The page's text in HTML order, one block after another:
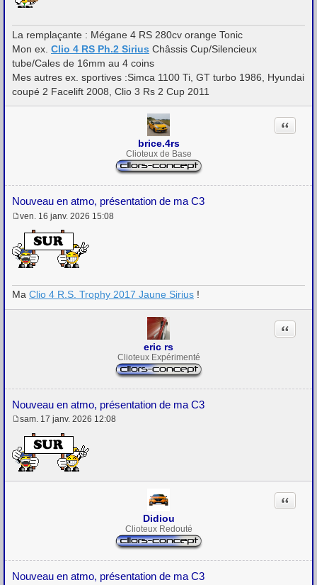
La remplaçante : Mégane 4 RS 280cv orange Tonic
Mon ex. Clio 4 RS Ph.2 Sirius Châssis Cup/Silencieux
tube/Cales de 16mm au 4 coins
Mes autres ex. sportives :Simca 1100 Ti, GT turbo 1986, Hyundai
coupé 2 Facelift 2008, Clio 3 Rs 2 Cup 2011
brice.4rs
Clioteux de Base
Nouveau en atmo, présentation de ma C3
Citation
e
s
s
a
e
ven. 16 janv. 2026 15:08
Ma Clio 4 R.S. Trophy 2017 Jaune Sirius !
eric rs
Clioteux Expérimenté
Nouveau en atmo, présentation de ma C3
Citation
e
s
s
a
sam. 17 janv. 2026 12:08
Didiou
Clioteux Redouté
Nouveau en atmo, présentation de ma C3
Citation